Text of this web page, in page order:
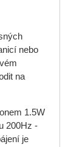
nebo
na
1.5W
200Hz -
je